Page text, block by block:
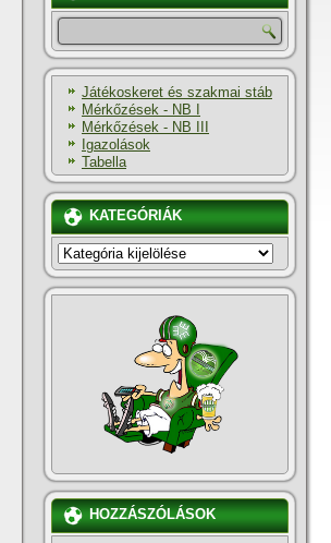
Játékoskeret és szakmai stáb
Mérkőzések - NB I
Mérkőzések - NB III
Igazolások
Tabella
KATEGÓRIÁK
KATEGÓRIÁK
HOZZÁSZÓLÁSOK